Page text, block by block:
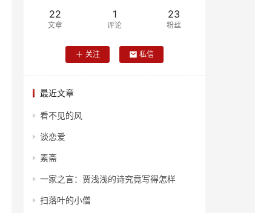
22
文章
1
评论
23
粉丝
关注 私信
最近文章
看不见的风
谈恋爱
素斋
一家之言：贾浅浅的诗究竟写得怎样
扫落叶的小僧